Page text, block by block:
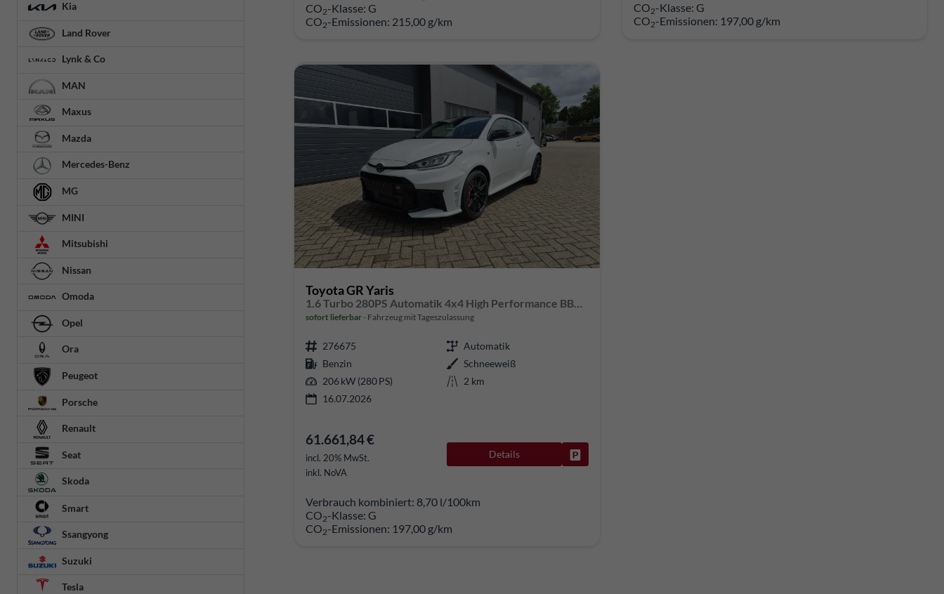
CO2-Klasse: G
CO2-Emissionen: 215,00 g/km
CO2-Klasse: G
CO2-Emissionen: 197,00 g/km
Toyota GR Yaris
1.6 Turbo 280PS Automatik 4x4 High Performance BBS Felgen Klimaautomatik Lenkradheizung Sitzheizung JBL Premiumsound Navi Bluetooth DAB Apple CarPlay Android Auto2x Keyless Rückf.Kamera PDC v+h ACC 18-LM
sofort lieferbar Fahrzeug mit Tageszulassung
276675
Automatik
Benzin
Schneeweiß
206 kW (280 PS)
2 km
16.07.2026
61.661,84 €
incl. 20% MwSt.
inkl. NoVA
Details
Verbrauch kombiniert: 8,70 l/100km
CO2-Klasse: G
CO2-Emissionen: 197,00 g/km
Kia
Land Rover
Lynk & Co
MAN
Maxus
Mazda
Mercedes-Benz
MG
MINI
Mitsubishi
Nissan
Omoda
Opel
Ora
Peugeot
Porsche
Renault
Seat
Skoda
Smart
Ssangyong
Suzuki
Tesla